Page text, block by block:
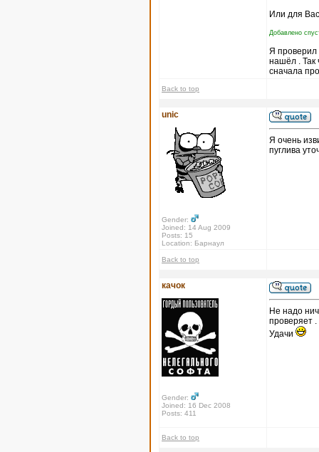
Или для
Добавлено
Я проверил
нашёл . Так
сначала
Back to top
unic
Gender:
Joined: 14 Aug 2009
Posts: 15
Location: Барнаул
Я очень
пуглива
Back to top
качок
Gender:
Joined: 16 Dec 2008
Posts: 411
Не надо
проверяет .
Удачи
Back to top